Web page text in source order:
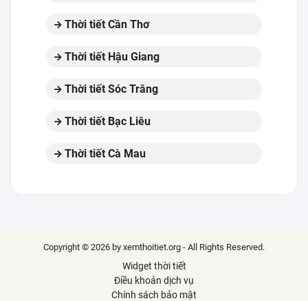
Thời tiết Cần Thơ
Thời tiết Hậu Giang
Thời tiết Sóc Trăng
Thời tiết Bạc Liêu
Thời tiết Cà Mau
Copyright © 2026 by xemthoitiet.org - All Rights Reserved.
Widget thời tiết
Điều khoản dịch vụ
Chính sách bảo mật